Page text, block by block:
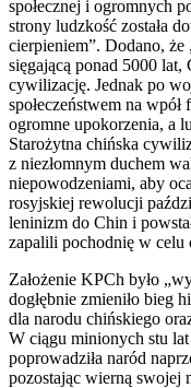
społecznej i ogromnych
strony ludzkość została
cierpieniem”. Dodano,
sięgającą ponad 5000
cywilizację. Jednak po
społeczeństwem na
ogromne upokorzenia, a
Starożytna chińska
z niezłomnym duchem
niepowodzeniami, aby
rosyjskiej rewolucji
leninizm do Chin i
zapalili pochodnię w celu
Założenie KPCh było
dogłębnie zmieniło bieg
dla narodu chińskiego
W ciągu minionych stu
poprowadziła naród
pozostając wierną swojej